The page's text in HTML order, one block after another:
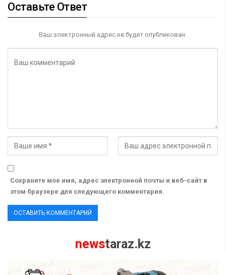
Оставьте Ответ
Ваш электронный адрес не будет опубликован.
Сохраните мое имя, адрес электронной почты и веб-сайт в
этом браузере для следующего комментария.
newstaraz.kz